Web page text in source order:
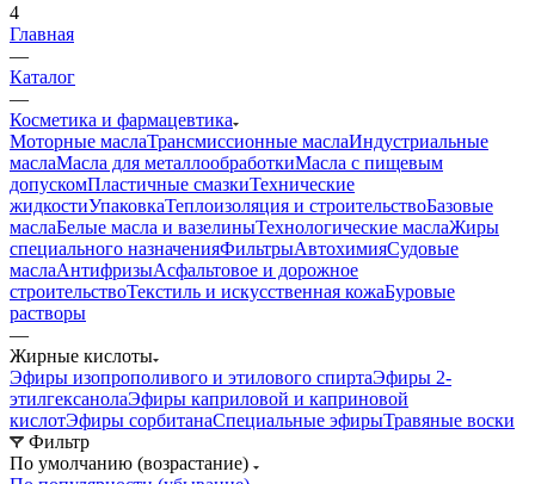
4
Главная
—
Каталог
—
Косметика и фармацевтика
Моторные маслаТрансмиссионные маслаИндустриальные
маслаМасла для металлообработкиМасла с пищевым
допускомПластичные смазкиТехнические
жидкостиУпаковкаТеплоизоляция и строительствоБазовые
маслаБелые масла и вазелиныТехнологические маслаЖиры
специального назначенияФильтрыАвтохимияСудовые
маслаАнтифризыАсфальтовое и дорожное
строительствоТекстиль и искусственная кожаБуровые
растворы
—
Жирные кислоты
Эфиры изопрополивого и этилового спиртаЭфиры 2-
этилгексанолаЭфиры каприловой и каприновой
кислотЭфиры сорбитанаСпециальные эфирыТравяные воски
Фильтр
По умолчанию (возрастание)